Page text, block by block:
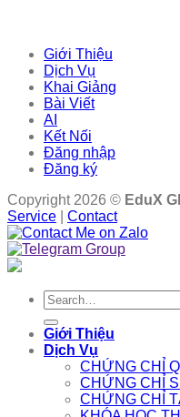
Giới Thiệu
Dịch Vụ
Khai Giảng
Bài Viết
AI
Kết Nối
Đăng nhập
Đăng ký
Copyright 2026 © EduX
Service
Contact
Search
for:
Giới Thiệu
Dịch Vụ
CHỨNG CHỈ
CHỨNG CHỈ
CHỨNG CHỈ